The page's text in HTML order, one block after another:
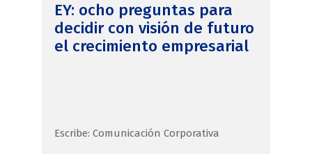
EY: ocho preguntas para
decidir con visión de futuro
el crecimiento empresarial
Escribe: Comunicación Corporativa